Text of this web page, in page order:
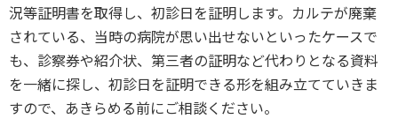
況等証明書を取得し、初診日を証明します。カルテが廃棄
されている、当時の病院が思い出せないといったケースで
も、診察券や紹介状、第三者の証明など代わりとなる資料
を一緒に探し、初診日を証明できる形を組み立てていきま
すので、あきらめる前にご相談ください。